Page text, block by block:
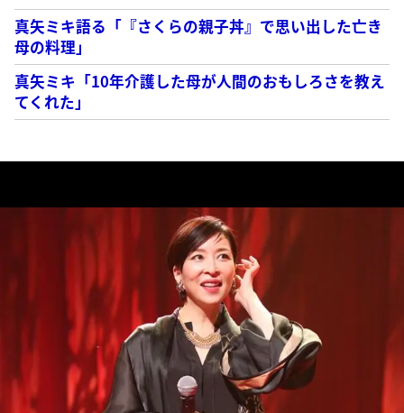
真矢ミキ語る「『さくらの親子丼』で思い出した亡き
母の料理」
真矢ミキ「10年介護した母が人間のおもしろさを教え
てくれた」